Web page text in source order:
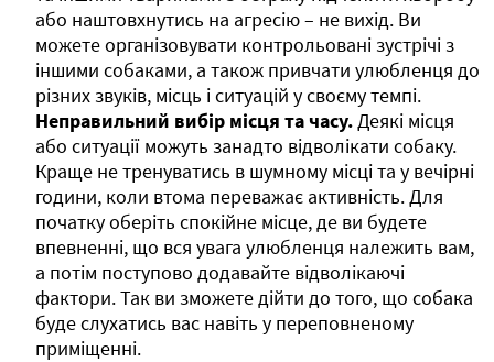
або наштовхнутись на агресію – не вихід. Ви
можете організовувати контрольовані зустрічі з
іншими собаками, а також привчати улюбленця до
різних звуків, місць і ситуацій у своєму темпі.
Неправильний вибір місця та часу.Деякі місця
або ситуації можуть занадто відволікати собаку.
Краще не тренуватись в шумному місці та у вечірні
години, коли втома переважає активність. Для
початку оберіть спокійне місце, де ви будете
впевненні, що вся увага улюбленця належить вам,
а потім поступово додавайте відволікаючі
фактори. Так ви зможете дійти до того, що собака
буде слухатись вас навіть у переповненому
приміщенні.